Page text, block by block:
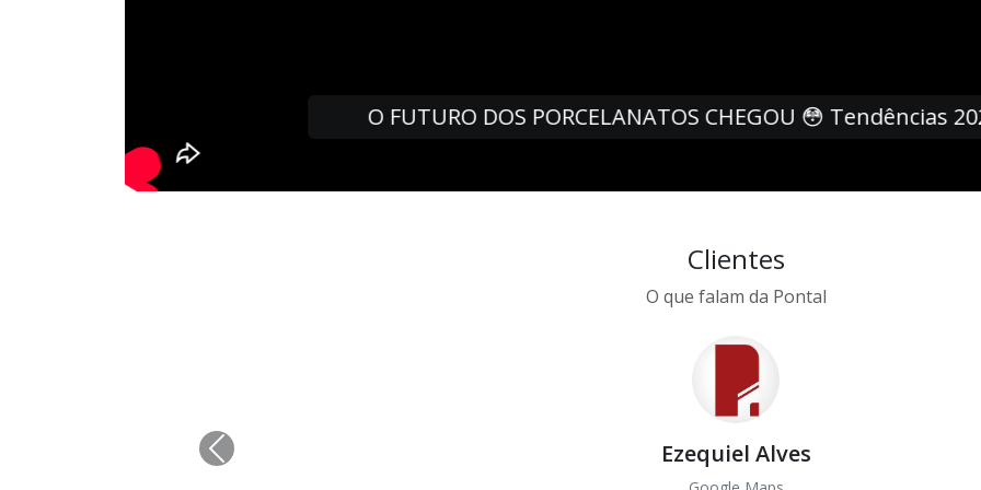
Ambientes ✨
Clientes
O que falam da Pontal
Velvete Santana